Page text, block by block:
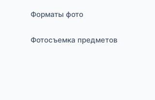
Форматы фото
Фотосъемка предметов